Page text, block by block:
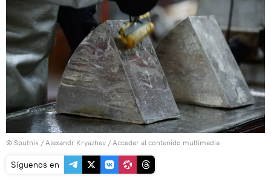
© Sputnik / Alexandr Kryazhev / Acceder al contenido multimedia
Síguenos en